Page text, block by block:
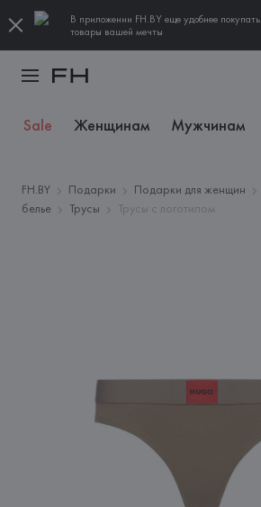
В приложении FH.BY еще удобнее покупать
товары вашей мечты
Sale Женщинам Мужчинам
FH.BY Подарки Подарки для женщин
белье
Трусы Трусы с логотипом